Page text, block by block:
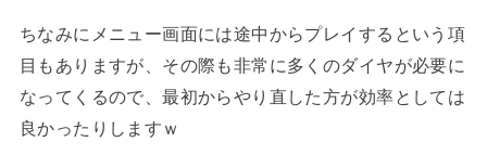
ちなみにメニュー画面には途中からプレイするという項
目もありますが、その際も非常に多くのダイヤが必要に
なってくるので、最初からやり直した方が効率としては
良かったりしますｗ